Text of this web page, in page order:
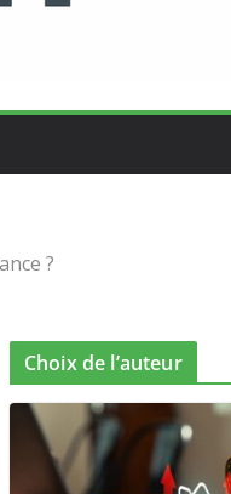
?
Choix de l’auteur